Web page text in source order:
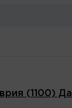
(1100)